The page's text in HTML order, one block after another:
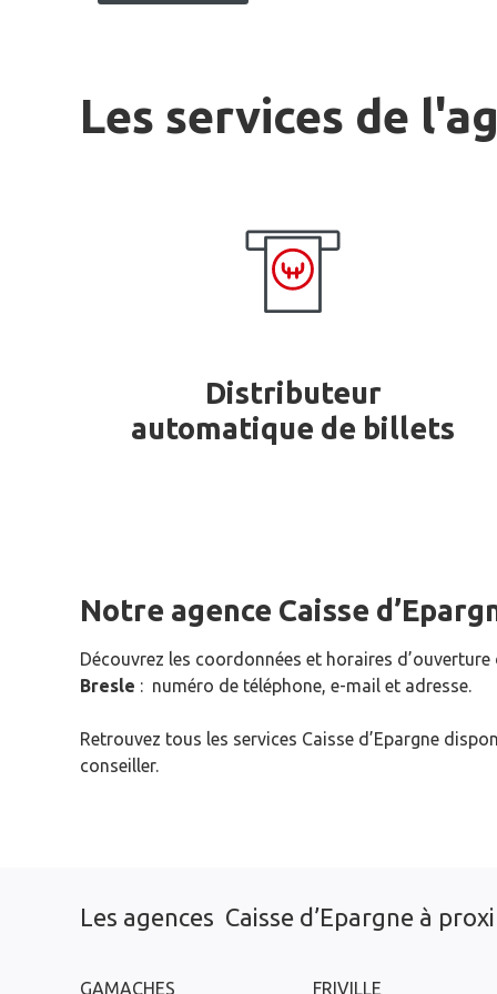
Les services de
Distributeur
automatique de billets
Notre agence Caisse
Découvrez les coordonnées et horaires d’ouverture
Bresle : numéro de téléphone, e-mail et adresse.
Retrouvez tous les services Caisse d’Epargne
conseiller.
Les agences Caisse d’Epargne à
GAMACHES FRIVILLE